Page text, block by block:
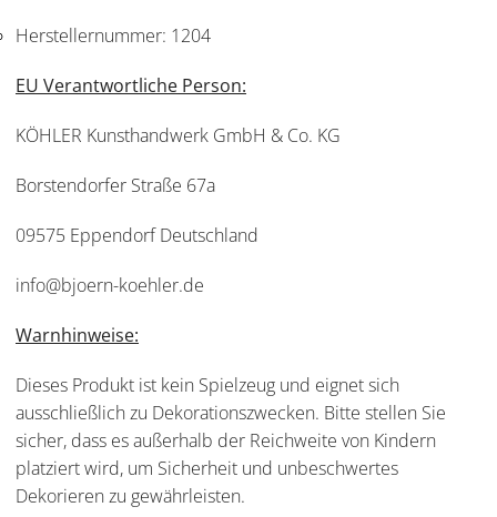
Herstellernummer: 1204
EU Verantwortliche Person:
KÖHLER Kunsthandwerk GmbH & Co. KG
Borstendorfer Straße 67a
09575 Eppendorf Deutschland
info@bjoern-koehler.de
Warnhinweise:
Dieses Produkt ist kein Spielzeug und eignet sich
ausschließlich zu Dekorationszwecken. Bitte stellen Sie
sicher, dass es außerhalb der Reichweite von Kindern
platziert wird, um Sicherheit und unbeschwertes
Dekorieren zu gewährleisten.